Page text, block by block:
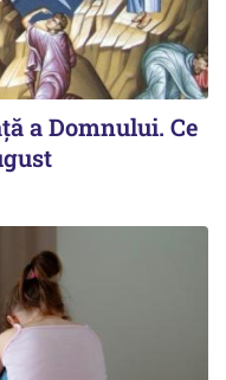
a Domnului. Ce